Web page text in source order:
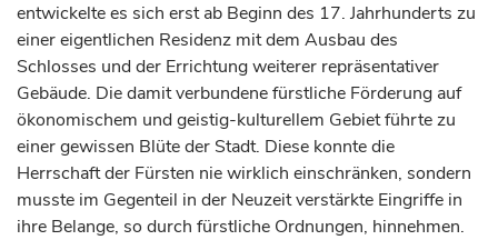
entwickelte es sich erst ab Beginn des 17. Jahrhunderts zu
einer eigentlichen Residenz mit dem Ausbau des
Schlosses und der Errichtung weiterer repräsentativer
Gebäude. Die damit verbundenefürstliche Förderung auf
ökonomischem und geistig-kulturellem Gebiet führte zu
einer gewissen Blüte der Stadt. Diese konnte die
Herrschaft der Fürsten nie wirklich einschränken, sondern
musste im Gegenteil in der Neuzeit verstärkte Eingriffe in
ihre Belange, so durch fürstliche Ordnungen, hinnehmen.